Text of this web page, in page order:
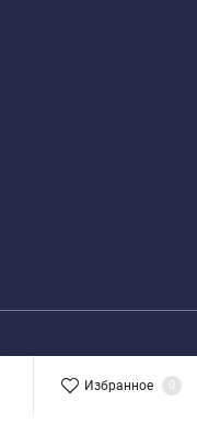
Избранное 0